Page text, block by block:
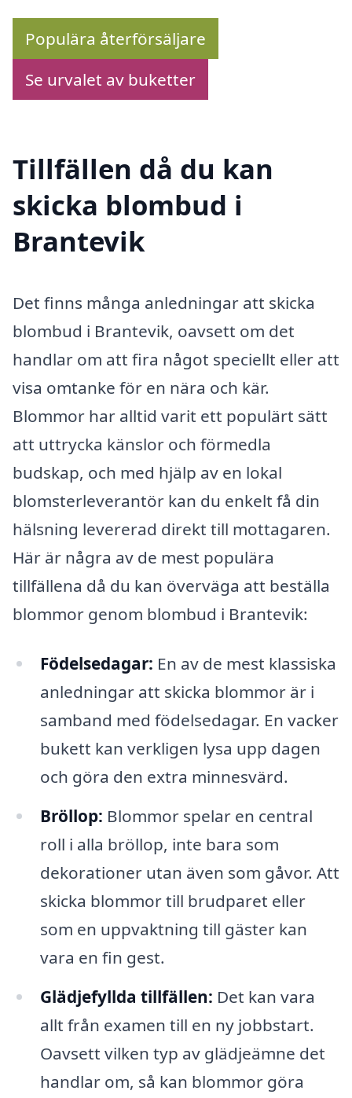
Populära återförsäljare
Se urvalet av buketter
Tillfällen då du kan
skicka blombud i
Brantevik
Det finns många anledningar att skicka
blombud i Brantevik, oavsett om det
handlar om att fira något speciellt eller att
visa omtanke för en nära och kär.
Blommor har alltid varit ett populärt sätt
att uttrycka känslor och förmedla
budskap, och med hjälp av en lokal
blomsterleverantör kan du enkelt få din
hälsning levererad direkt till mottagaren.
Här är några av de mest populära
tillfällena då du kan överväga att beställa
blommor genom blombud i Brantevik:
Födelsedagar: En av de mest klassiska
anledningar att skicka blommor är i
samband med födelsedagar. En vacker
bukett kan verkligen lysa upp dagen
och göra den extra minnesvärd.
Bröllop: Blommor spelar en central
roll i alla bröllop, inte bara som
dekorationer utan även som gåvor. Att
skicka blommor till brudparet eller
som en uppvaktning till gäster kan
vara en fin gest.
Glädjefyllda tillfällen: Det kan vara
allt från examen till en ny jobbstart.
Oavsett vilken typ av glädjeämne det
handlar om, så kan blommor göra